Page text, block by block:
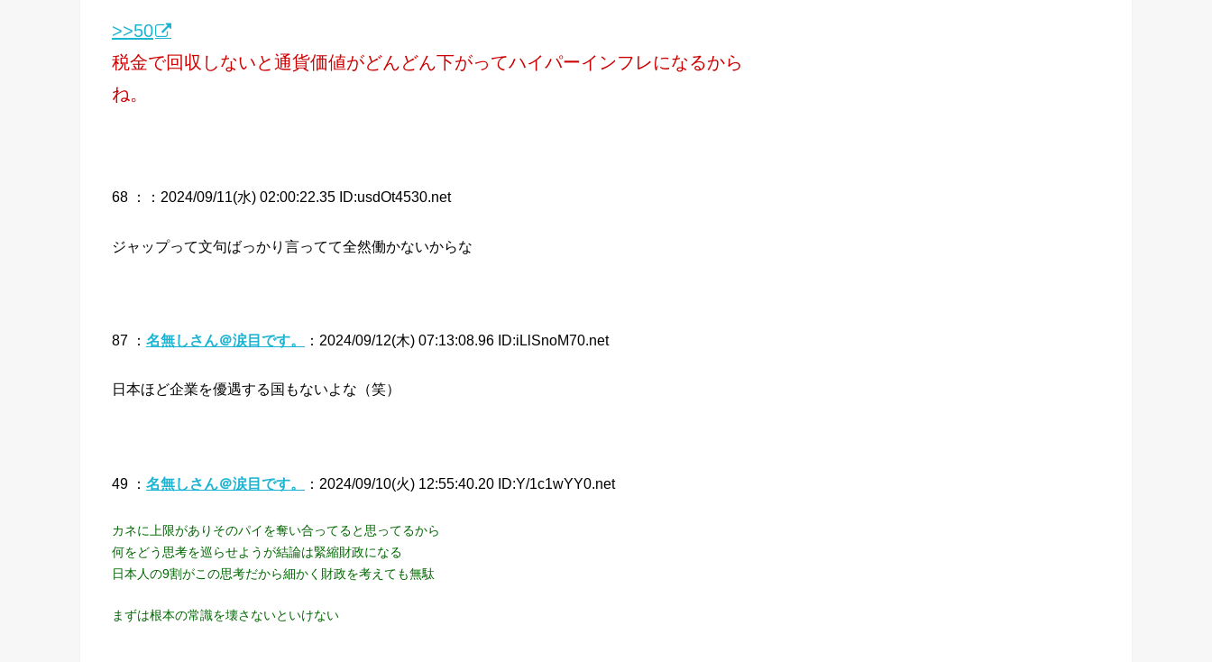
>>50
税金で回収しないと通貨価値がどんどん下がってハイパーインフレになるから
ね。
68 ： ：2024/09/11(水) 02:00:22.35 ID:usdOt4530.net
ジャップって文句ばっかり言ってて全然働かないからな
87 ： 名無しさん＠涙目です。 ：2024/09/12(木) 07:13:08.96 ID:iLlSnoM70.net
日本ほど企業を優遇する国もないよな（笑）
49 ： 名無しさん＠涙目です。 ：2024/09/10(火) 12:55:40.20 ID:Y/1c1wYY0.net
カネに上限がありそのパイを奪い合ってると思ってるから
何をどう思考を巡らせようが結論は緊縮財政になる
日本人の9割がこの思考だから細かく財政を考えても無駄
まずは根本の常識を壊さないといけない